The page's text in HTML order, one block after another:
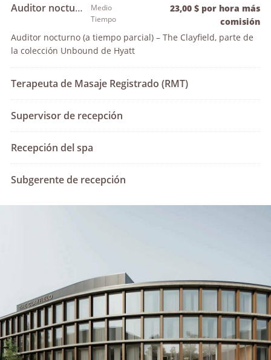
Auditor nocturno
Medio
Tiempo
23,00 $ por hora más
comisión
Auditor nocturno (a tiempo parcial) – The Clayfield, parte de
la colección Unbound de Hyatt
Terapeuta de Masaje Registrado (RMT)
Supervisor de recepción
Recepción del spa
Subgerente de recepción